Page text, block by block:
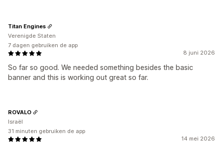
8 juni 2026
So far so good. We needed something besides the basic
banner and this is working out great so far.
Titan Engines
Verenigde Staten
7 dagen gebruiken de app
14 mei 2026
ROVALO
Israël
31 minuten gebruiken de app